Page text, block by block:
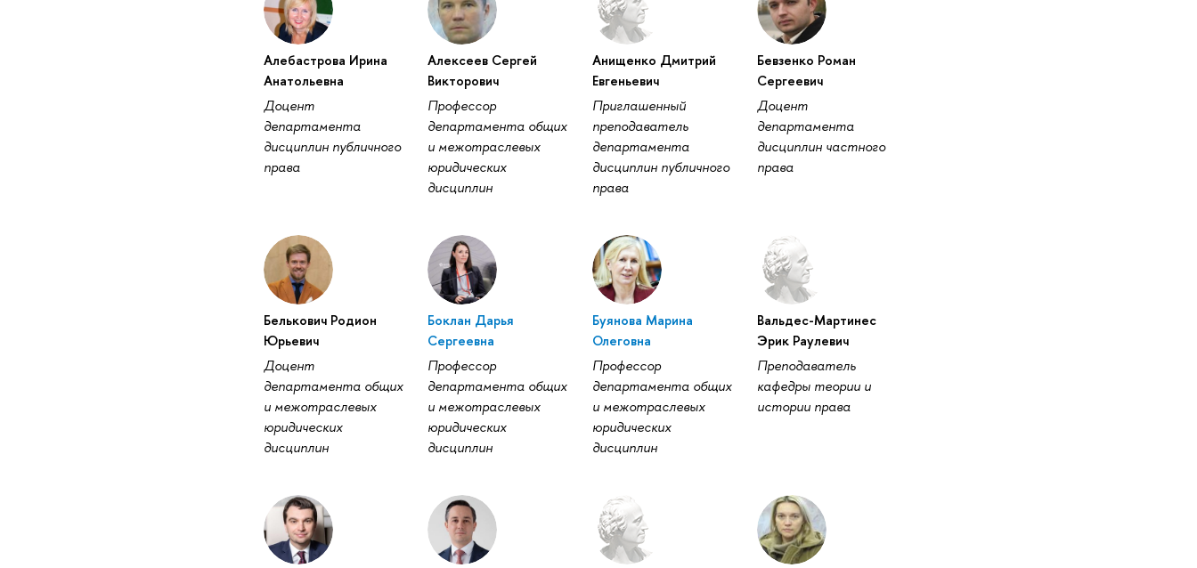
Алебастрова Ирина
Анатольевна
Доцент
департамента
дисциплин публичного
права
Алексеев Сергей
Викторович
Профессор
департамента общих
и межотраслевых
юридических
дисциплин
Анищенко Дмитрий
Евгеньевич
Приглашенный
преподаватель
департамента
дисциплин публичного
права
Бевзенко Роман
Сергеевич
Доцент
департамента
дисциплин частного
права
Белькович Родион
Юрьевич
Доцент
департамента общих
и межотраслевых
юридических
дисциплин
Боклан Дарья
Сергеевна
Профессор
департамента общих
и межотраслевых
юридических
дисциплин
Буянова Марина
Олеговна
Профессор
департамента общих
и межотраслевых
юридических
дисциплин
Вальдес-Мартинес
Эрик Раулевич
Преподаватель
кафедры теории и
истории права